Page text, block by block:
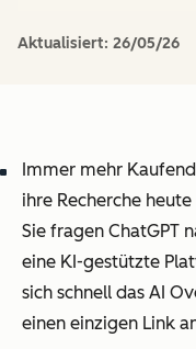
Aktualisiert: 26/05/26
Immer mehr
ihre Recherche
Sie fragen ChatGPT
eine KI-gestützte
sich schnell das AI
einen einzigen Link